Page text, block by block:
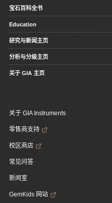
宝石百科全书
Education
研究与新闻主页
分析与分级主页
关于 GIA 主页
关于 GIA Instruments
零售商支持
校区商店
常见问答
新闻室
GemKids 网站